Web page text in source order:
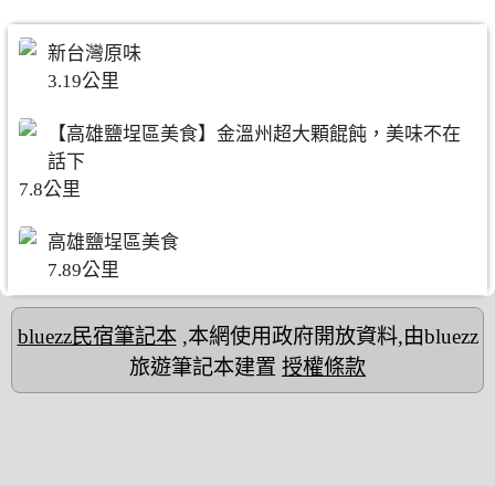
新台灣原味
3.19公里
【高雄鹽埕區美食】金溫州超大顆餛飩，美味不在
話下
7.8公里
高雄鹽埕區美食
7.89公里
bluezz民宿筆記本,本網使用政府開放資料,由bluezz
旅遊筆記本建置 授權條款